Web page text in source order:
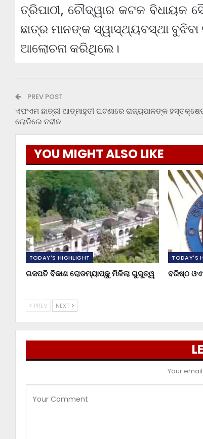
ତ୍ରିପାଠୀ, ଚୌଦ୍ୱାର କଟକ ବିଧାୟକ
ଛାତ୍ର ମାନଙ୍କ ସ୍ୱାସ୍ଥ୍ୟବସ୍ଥା
ଆଲୋଚନା କରିଥିଲେ।
PREV POST
ଏଫଏମ ଛାତ୍ରୀ ଆତ୍ମାହୁତୀ ଘଟଣାରେ ରାଜ୍ୟପାଳଙ୍କ
ଲୋଡିଲେ ନବୀନ
YOU MIGHT ALSO LIKE
TODAY'S HIGHLIGHT
ଗଜପତି ବିକାଶ ରୋଡମ୍ୟାପ୍‌କୁ ମିଳିଲା ଗୁରୁତ୍ୱ
TODAY'S
ବରିଷ୍ଠ
PREV NEXT
Your